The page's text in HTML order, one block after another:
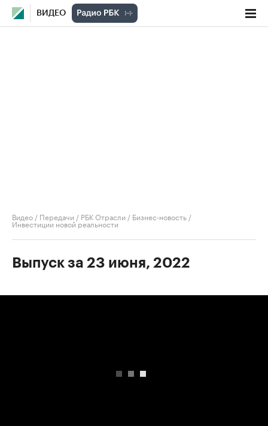
ВИДЕО
Видео / Передачи / РБК Отрасли / Бизнес-новость /
Инвестиции новой реальности
Выпуск за 23 июня, 2022